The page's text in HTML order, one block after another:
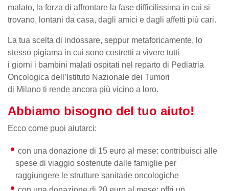
malato, la forza di affrontare la fase difficilissima in cui si
trovano, lontani da casa, dagli amici e dagli affetti più cari.
La tua scelta di indossare, seppur metaforicamente, lo
stesso pigiama in cui sono costretti a vivere tutti
i giorni i bambini malati ospitati nel reparto di Pediatria
Oncologica dell’Istituto Nazionale dei Tumori
di Milano ti rende ancora più vicino a loro.
Abbiamo bisogno del tuo aiuto!
Ecco come puoi aiutarci:
con una donazione di 15 euro al mese: contribuisci alle
spese di viaggio sostenute dalle famiglie per
raggiungere le strutture sanitarie oncologiche